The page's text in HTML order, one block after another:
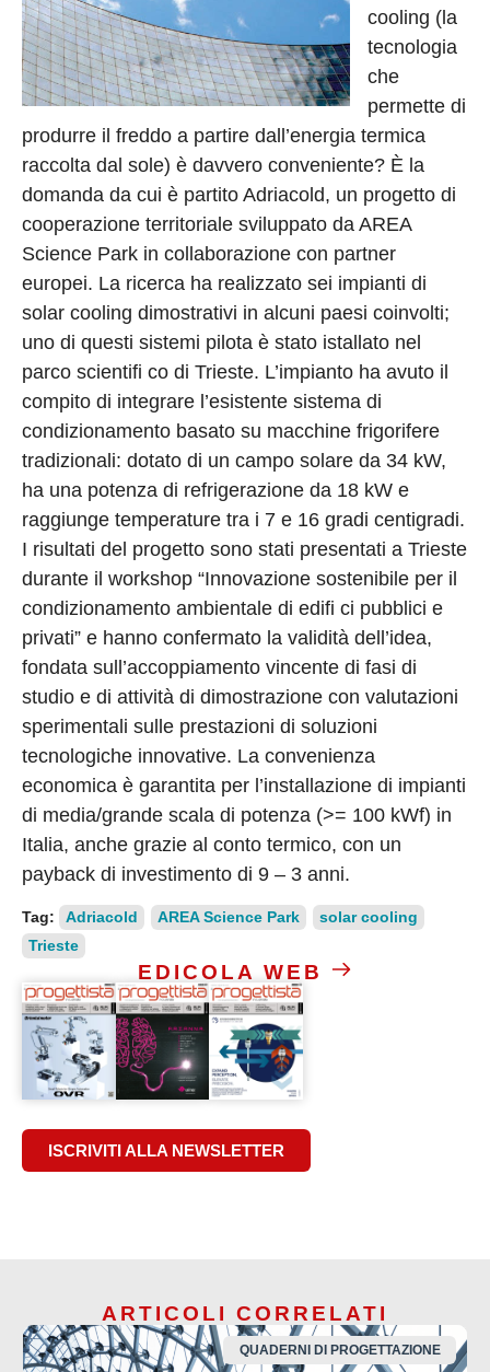
cooling (la
tecnologia
che
permette di
produrre il freddo a partire dall’energia termica
raccolta dal sole) è davvero conveniente? È la
domanda da cui è partito Adriacold, un progetto di
cooperazione territoriale sviluppato da AREA
Science Park in collaborazione con partner
europei. La ricerca ha realizzato sei impianti di
solar cooling dimostrativi in alcuni paesi coinvolti;
uno di questi sistemi pilota è stato istallato nel
parco scientifi co di Trieste. L’impianto ha avuto il
compito di integrare l’esistente sistema di
condizionamento basato su macchine frigorifere
tradizionali: dotato di un campo solare da 34 kW,
ha una potenza di refrigerazione da 18 kW e
raggiunge temperature tra i 7 e 16 gradi centigradi.
I risultati del progetto sono stati presentati a Trieste
durante il workshop “Innovazione sostenibile per il
condizionamento ambientale di edifi ci pubblici e
privati” e hanno confermato la validità dell’idea,
fondata sull’accoppiamento vincente di fasi di
studio e di attività di dimostrazione con valutazioni
sperimentali sulle prestazioni di soluzioni
tecnologiche innovative. La convenienza
economica è garantita per l’installazione di impianti
di media/grande scala di potenza (>= 100 kWf) in
Italia, anche grazie al conto termico, con un
payback di investimento di 9 – 3 anni.
Tag: Adriacold AREA Science Park
solar cooling
Trieste
EDICOLA WEB
ISCRIVITI ALLA NEWSLETTER
ARTICOLI CORRELATI
QUADERNI DI PROGETTAZIONE